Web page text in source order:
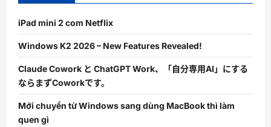
iPad mini 2 com Netflix
Windows K2 2026 – New Features Revealed!
Claude Cowork と ChatGPT Work、「自分専用AI」にする
ならまずCoworkです。
Mới chuyển từ Windows sang dùng MacBook thì làm
quen gì